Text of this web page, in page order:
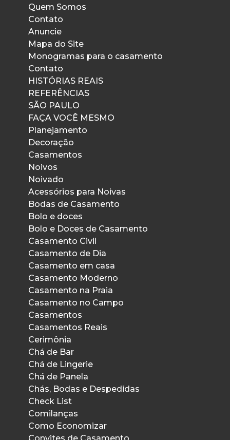
Quem Somos
Contato
Anuncie
Mapa do Site
Monogramas para o casamento
Contato
HISTÓRIAS REAIS
REFERÊNCIAS
SÃO PAULO
FAÇA VOCÊ MESMO
Planejamento
Decoração
Casamentos
Noivos
Noivado
Acessórios para Noivas
Bodas de Casamento
Bolo e doces
Bolo e Doces de Casamento
Casamento Civil
Casamento de Dia
Casamento em casa
Casamento Moderno
Casamento na Praia
Casamento no Campo
Casamentos
Casamentos Reais
Cerimônia
Chá de Bar
Chá de Lingerie
Chá de Panela
Chás, Bodas e Despedidas
Check List
Comilanças
Como Economizar